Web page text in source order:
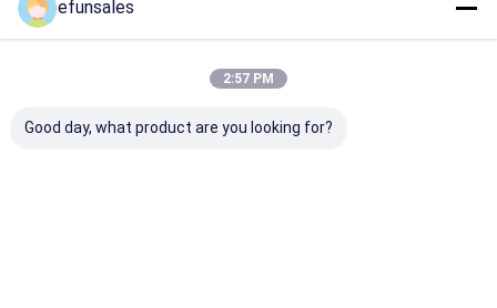
Geadviseerde Producten
efunsales
2:57 PM
Good day, what product are you looking for?